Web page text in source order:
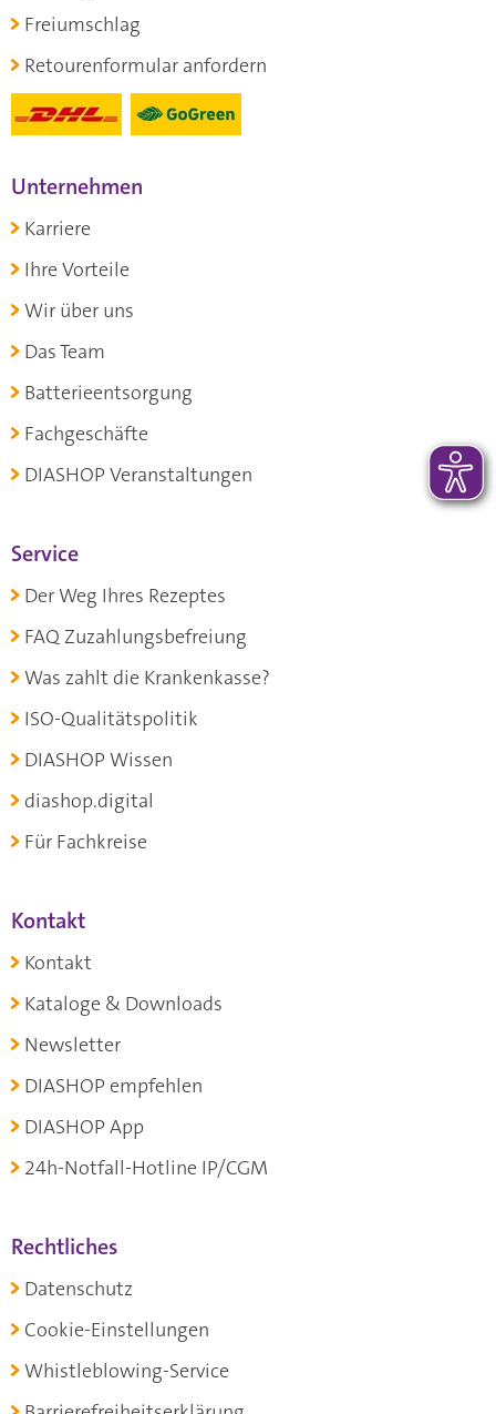
Freiumschlag
Retourenformular anfordern
Unternehmen
Karriere
Ihre Vorteile
Wir über uns
Das Team
Batterieentsorgung
Fachgeschäfte
DIASHOP Veranstaltungen
Service
Der Weg Ihres Rezeptes
FAQ Zuzahlungsbefreiung
Was zahlt die Krankenkasse?
ISO-Qualitätspolitik
DIASHOP Wissen
diashop.digital
Für Fachkreise
Kontakt
Kontakt
Kataloge & Downloads
Newsletter
DIASHOP empfehlen
DIASHOP App
24h-Notfall-Hotline IP/CGM
Rechtliches
Datenschutz
Cookie-Einstellungen
Whistleblowing-Service